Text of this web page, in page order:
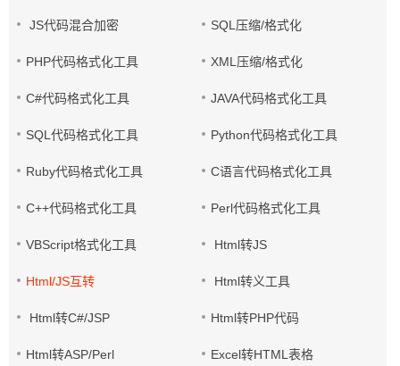
JS代码混合加密 SQL压缩/格式化
PHP代码格式化工具 XML压缩/格式化
C#代码格式化工具 JAVA代码格式化工具
SQL代码格式化工具 Python代码格式化工具
Ruby代码格式化工具 C语言代码格式化工具
C++代码格式化工具 Perl代码格式化工具
VBScript格式化工具 Html转JS
Html/JS互转 Html转义工具
Html转C#/JSP Html转PHP代码
Html转ASP/Perl Excel转HTML表格